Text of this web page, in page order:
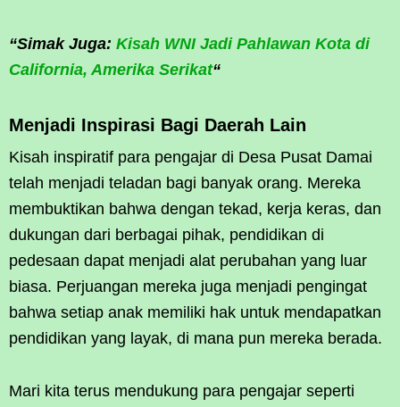
“Simak Juga: Kisah WNI Jadi Pahlawan Kota di
California, Amerika Serikat“
Menjadi Inspirasi Bagi Daerah Lain
Kisah inspiratif para pengajar di Desa Pusat Damai
telah menjadi teladan bagi banyak orang. Mereka
membuktikan bahwa dengan tekad, kerja keras, dan
dukungan dari berbagai pihak, pendidikan di
pedesaan dapat menjadi alat perubahan yang luar
biasa. Perjuangan mereka juga menjadi pengingat
bahwa setiap anak memiliki hak untuk mendapatkan
pendidikan yang layak, di mana pun mereka berada.
Mari kita terus mendukung para pengajar seperti